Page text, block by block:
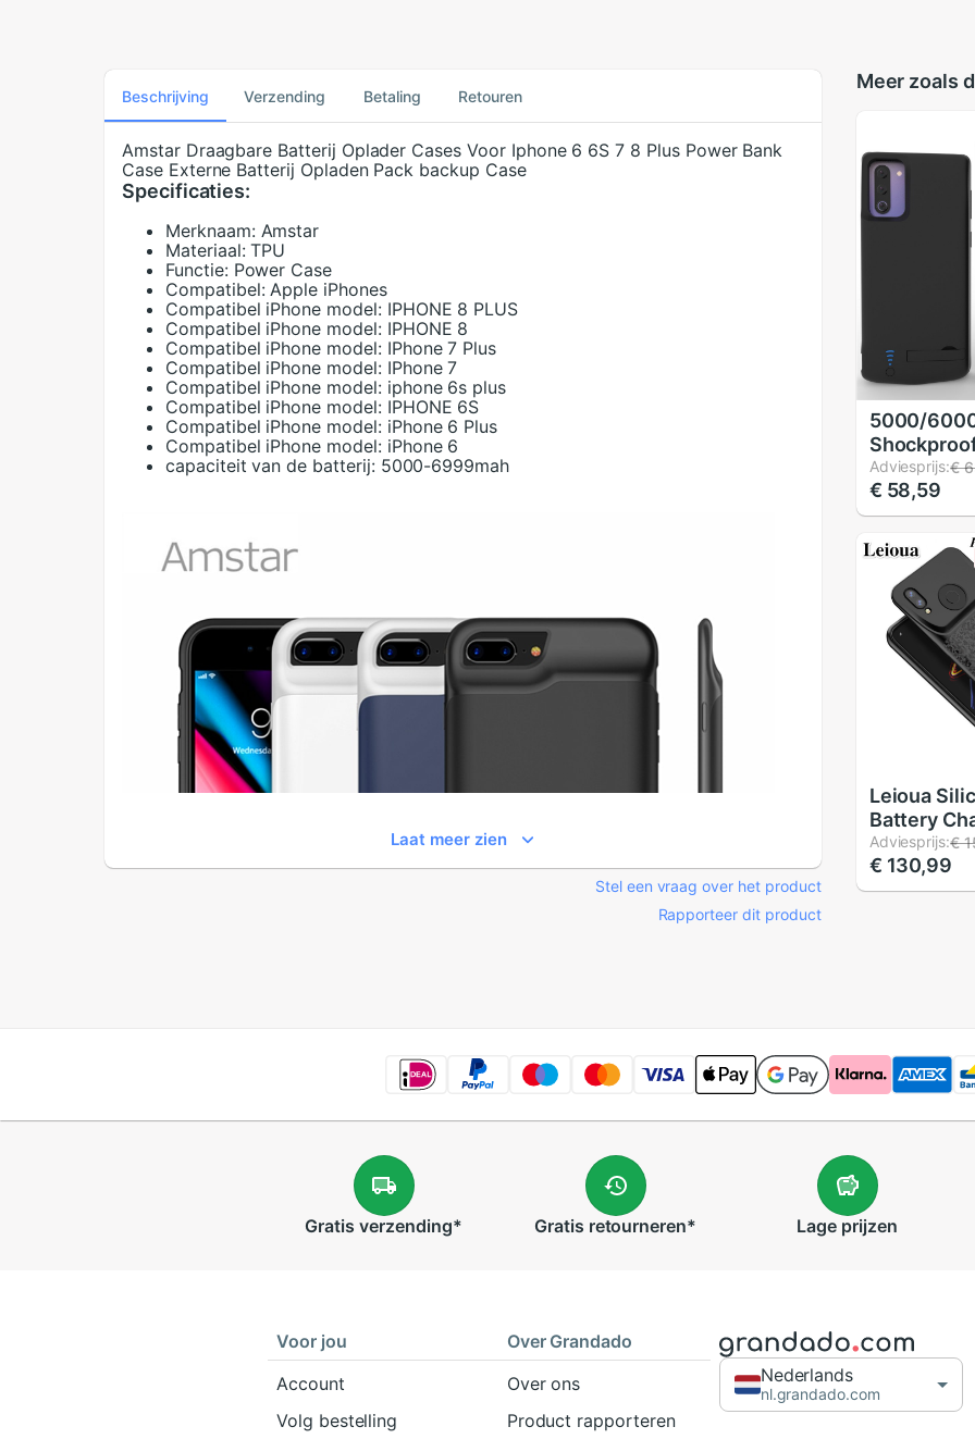
Beschrijving Verzending Betaling Retouren
Amstar Draagbare Batterij Oplader Cases Voor Iphone 6 6S 7 8 Plus Power Bank
Case Externe Batterij Opladen Pack backup Case
Specificaties:
Merknaam: Amstar
Materiaal: TPU
Functie: Power Case
Compatibel: Apple iPhones
Compatibel iPhone model: IPHONE 8 PLUS
Compatibel iPhone model: IPHONE 8
Compatibel iPhone model: IPhone 7 Plus
Compatibel iPhone model: IPhone 7
Compatibel iPhone model: iphone 6s plus
Compatibel iPhone model: IPHONE 6S
Compatibel iPhone model: iPhone 6 Plus
Compatibel iPhone model: iPhone 6
capaciteit van de batterij: 5000-6999mah
Laat meer zien
Stel een vraag over het product
Rapporteer dit product
Meer zoals
5000/
Charger
Samsung
10 Plus
Bank Case
Batterij
Adviesprijs:€
€ 58,59
Leioua
Battery
Voor
Lite Nova
8 9
Adviesprijs:€
€ 130,99
Gratis verzending* Gratis retourneren* Lage prijzen
Voor jou
Account
Volg bestelling
Over Grandado
Over ons
Product rapporteren
Nederlands
nl.grandado.com